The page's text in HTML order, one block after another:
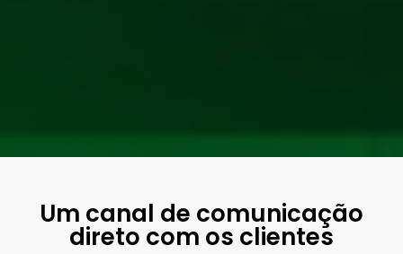
Um canal de comunicação
direto com os clientes